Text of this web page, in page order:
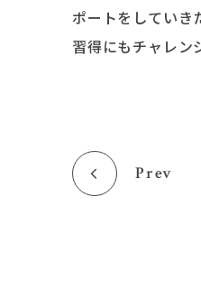
ポートをしていき
習得にもチャレン
Prev